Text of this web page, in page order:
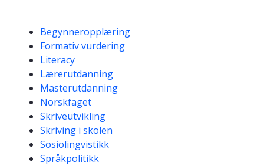
Kompetanseord
Begynneropplæring
Formativ vurdering
Literacy
Lærerutdanning
Masterutdanning
Norskfaget
Skriveutvikling
Skriving i skolen
Sosiolingvistikk
Språkpolitikk